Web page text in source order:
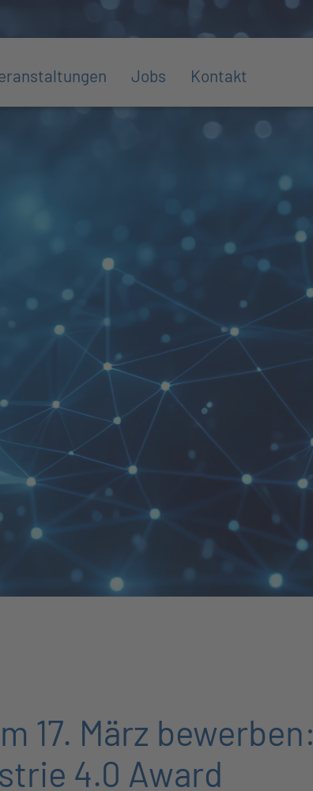
Jobs Kontakt
17. März bewerben:
4.0 Award